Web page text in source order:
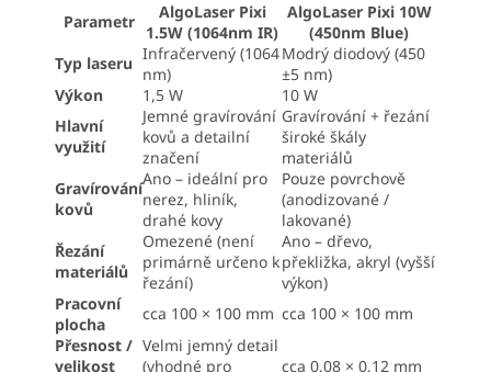
Parametr
AlgoLaser Pixi
1.5W (1064nm IR)
AlgoLaser Pixi 10W
(450nm Blue)
Typ laseru Infračervený (1064
nm)
Modrý diodový (450
±5 nm)
Výkon
1,5 W
10 W
Hlavní
využití
Jemné gravírování
kovů a detailní
značení
Gravírování + řezání
široké škály
materiálů
Gravírování
kovů
Ano – ideální pro
nerez, hliník,
drahé kovy
Pouze povrchově
(anodizované /
lakované)
Řezání
materiálů
Omezené (není
primárně určeno k
řezání)
Ano – dřevo,
překližka, akryl (vyšší
výkon)
Pracovní
plocha
cca 100 × 100 mm cca 100 × 100 mm
Přesnost /
velikost
Velmi jemný detail
(vhodné pro
cca 0,08 × 0,12 mm